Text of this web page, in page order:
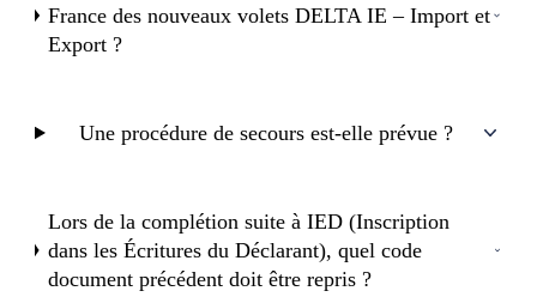
France des nouveaux volets DELTA IE – Import et
Export ?
Une procédure de secours est-elle prévue ?
Lors de la complétion suite à IED (Inscription
dans les Écritures du Déclarant), quel code
document précédent doit être repris ?